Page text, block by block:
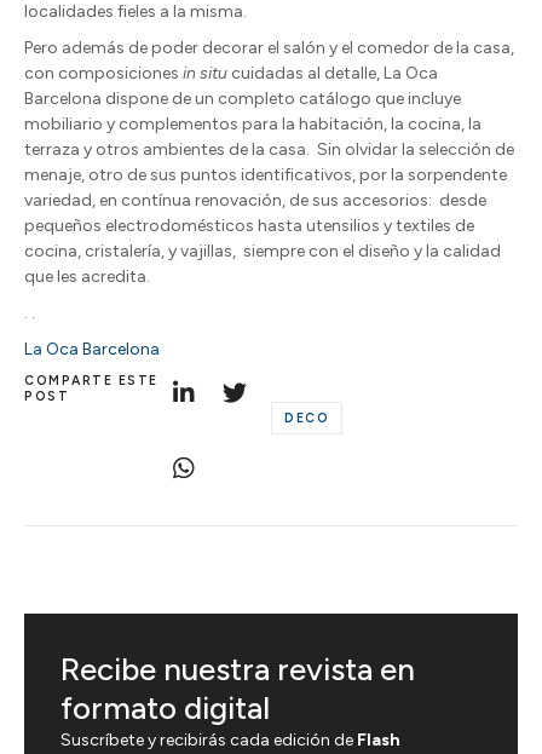
localidades fieles a la misma.
Pero además de poder decorar el salón y el comedor de la casa,
con composiciones in situ cuidadas al detalle, La Oca
Barcelona dispone de un completo catálogo que incluye
mobiliario y complementos para la habitación, la cocina, la
terraza y otros ambientes de la casa. Sin olvidar la selección de
menaje, otro de sus puntos identificativos, por la sorpendente
variedad, en contínua renovación, de sus accesorios: desde
pequeños electrodomésticos hasta utensilios y textiles de
cocina, cristalería, y vajillas, siempre con el diseño y la calidad
que les acredita.
. .
La Oca Barcelona
COMPARTE ESTE
POST
DECO
Recibe nuestra revista en
formato digital
Suscríbete y recibirás cada edición de Flash